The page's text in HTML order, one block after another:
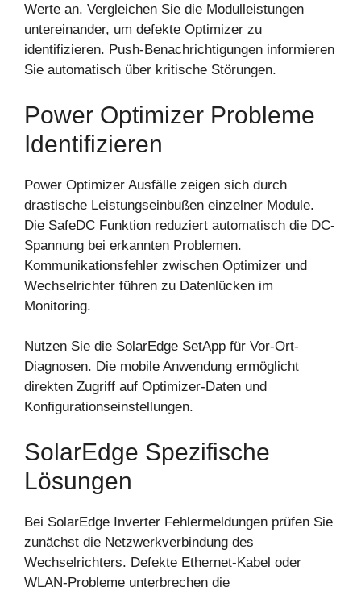
Werte an. Vergleichen Sie die Modulleistungen
untereinander, um defekte Optimizer zu
identifizieren. Push-Benachrichtigungen informieren
Sie automatisch über kritische Störungen.
Power Optimizer Probleme
Identifizieren
Power Optimizer Ausfälle zeigen sich durch
drastische Leistungseinbußen einzelner Module.
Die SafeDC Funktion reduziert automatisch die DC-
Spannung bei erkannten Problemen.
Kommunikationsfehler zwischen Optimizer und
Wechselrichter führen zu Datenlücken im
Monitoring.
Nutzen Sie die SolarEdge SetApp für Vor-Ort-
Diagnosen. Die mobile Anwendung ermöglicht
direkten Zugriff auf Optimizer-Daten und
Konfigurationseinstellungen.
SolarEdge Spezifische
Lösungen
Bei SolarEdge Inverter Fehlermeldungen prüfen Sie
zunächst die Netzwerkverbindung des
Wechselrichters. Defekte Ethernet-Kabel oder
WLAN-Probleme unterbrechen die